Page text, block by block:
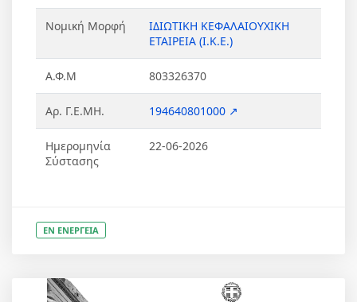
Νομική Μορφή
ΙΔΙΩΤΙΚΗ ΚΕΦΑΛΑΙΟΥΧΙΚΗ
ΕΤΑΙΡΕΙΑ (Ι.Κ.Ε.)
Α.Φ.Μ 803326370
Αρ. Γ.Ε.ΜΗ. 194640801000 ↗
Ημερομηνία
Σύστασης
22-06-2026
ΕΝ ΕΝΕΡΓΕΙΑ